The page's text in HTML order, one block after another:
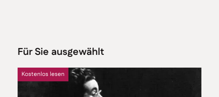
Für Sie ausgewählt
Kostenlos lesen